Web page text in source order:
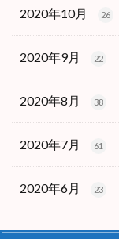
2020年10月 26
2020年9月 22
2020年8月 38
2020年7月 61
2020年6月 23